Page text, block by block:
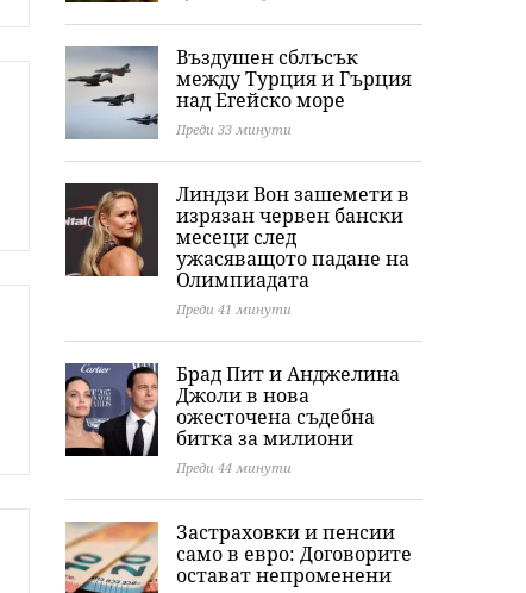
Въздушен сблъсък
между Турция и Гърция
над Егейско море
Преди 33 минути
Линдзи Вон зашемети в
изрязан червен бански
месеци след
ужасяващото падане на
Олимпиадата
Преди 41 минути
Брад Пит и Анджелина
Джоли в нова
ожесточена съдебна
битка за милиони
Преди 44 минути
Застраховки и пенсии
само в евро: Договорите
остават непроменени